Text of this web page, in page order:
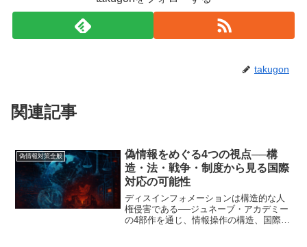
takugon
関連記事
偽情報対策全般
偽情報をめぐる4つの視点──構
造・法・戦争・制度から見る国際
対応の可能性
ディスインフォメーションは構造的な人
権侵害である──ジュネーブ・アカデミー
の4部作を通じ、情報操作の構造、国際法